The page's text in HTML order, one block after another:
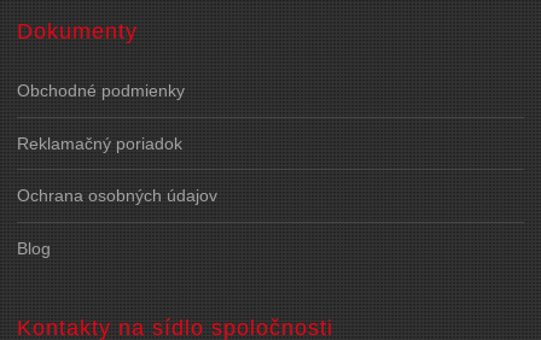
Dokumenty
Obchodné podmienky
Reklamačný poriadok
Ochrana osobných údajov
Blog
Kontakty na sídlo spoločnosti